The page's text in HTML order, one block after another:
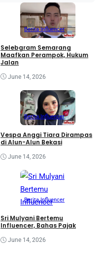
Berita Influencer
Selebgram Semarang
Maafkan Perampok, Hukum
Jalan
June 14, 2026
Berita Influencer
Vespa Anggi Tiara Dirampas
di Alun-Alun Bekasi
June 14, 2026
Berita Influencer
Sri Mulyani Bertemu
Influencer, Bahas Pajak
June 14, 2026